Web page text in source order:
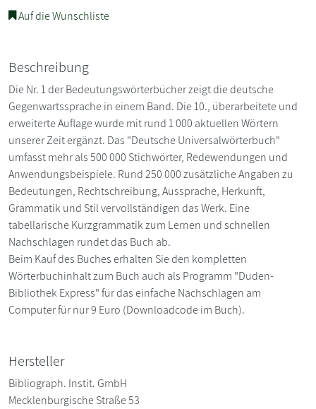
Auf die Wunschliste
Beschreibung
Die Nr. 1 der Bedeutungswörterbücher zeigt die deutsche
Gegenwartssprache in einem Band. Die 10., überarbeitete und
erweiterte Auflage wurde mit rund 1 000 aktuellen Wörtern
unserer Zeit ergänzt. Das "Deutsche Universalwörterbuch"
umfasst mehr als 500 000 Stichwörter, Redewendungen und
Anwendungsbeispiele. Rund 250 000 zusätzliche Angaben zu
Bedeutungen, Rechtschreibung, Aussprache, Herkunft,
Grammatik und Stil vervollständigen das Werk. Eine
tabellarische Kurzgrammatik zum Lernen und schnellen
Nachschlagen rundet das Buch ab.
Beim Kauf des Buches erhalten Sie den kompletten
Wörterbuchinhalt zum Buch auch als Programm "Duden-
Bibliothek Express" für das einfache Nachschlagen am
Computer für nur 9 Euro (Downloadcode im Buch).
Hersteller
Bibliograph. Instit. GmbH
Mecklenburgische Straße 53